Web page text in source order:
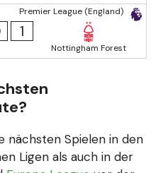
Premier League (England)
1
Nottingham Forest
nächsten Spielen in den
Ligen als auch in der